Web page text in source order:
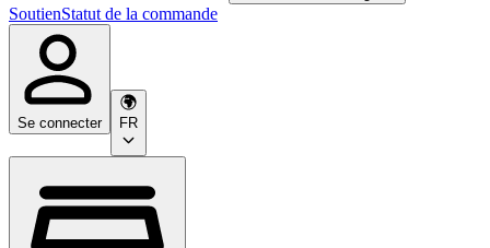
SoutienStatut de la commande
Se connecter FR